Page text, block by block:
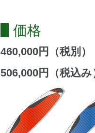
価格
460,000円（税別）
506,000円（税込み